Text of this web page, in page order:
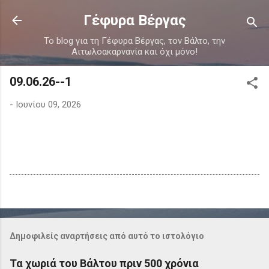
Μετάβαση στο κύριο περιεχόμενο
Γέφυρα Βέργας
Το blog για τη Γέφυρα Βέργας, τον Βάλτο, την
Αιτωλοακαρνανία και όχι μόνο!
09.06.26--1
- Ιουνίου 09, 2026
Δημοφιλείς αναρτήσεις από αυτό το ιστολόγιο
Τα χωριά του Βάλτου πριν 500 χρόνια